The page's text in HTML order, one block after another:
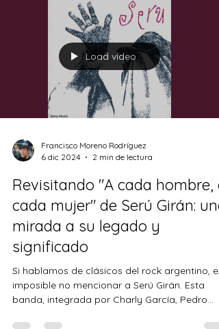
Load video
Francisco Moreno Rodríguez
6 dic 2024
2 min de lectura
Revisitando "A cada hombre, a
cada mujer" de Serú Girán: una
mirada a su legado y
significado
Si hablamos de clásicos del rock argentino, es
imposible no mencionar a Serú Girán. Esta
banda, integrada por Charly García, Pedro